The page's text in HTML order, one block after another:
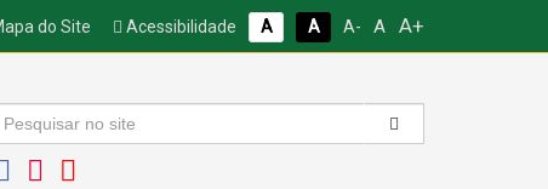
do Site Acessibilidade A A A- A A+